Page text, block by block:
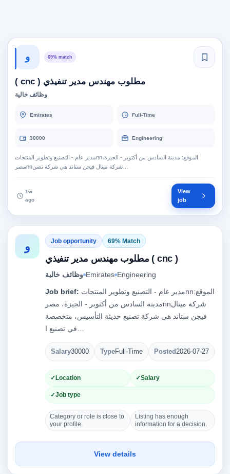
و 69% match
مطلوب مهندس مدير تنفيذي ( cnc )
وظائف خالية
Emirates Full-Time
30000 Engineering
مدير عام - التصنيع وتطوير المنتجاتnnالموقع: مدينة السادس من أكتوبر - الجيزة،
1w
ago
View
job
و Job opportunity 69% Match
مطلوب مهندس مدير تنفيذي ( cnc )
وظائف خالية Emirates Engineering
Job brief:
مدينة السادس من أكتوبر - الجيزة، مصرnnشركة ميتال
فيجن ستاند هي شركة تصنيع حديثة التأسيس، متخصصة
Salary30000 TypeFull-Time Posted2026-07-27
Location Salary
Job type
Category or role is close to
your profile.
Listing has enough
information for a decision.
View details